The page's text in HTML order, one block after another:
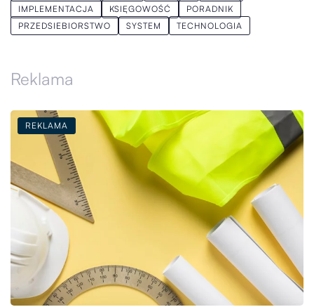
IMPLEMENTACJA
KSIĘGOWOŚĆ
PORADNIK
PRZEDSIEBIORSTWO
SYSTEM TECHNOLOGIA
Reklama
REKLAMA